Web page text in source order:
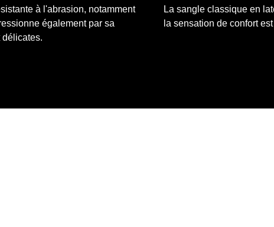
à l'abrasion, notamment
également par sa
La sangle classique en
la sensation de confort